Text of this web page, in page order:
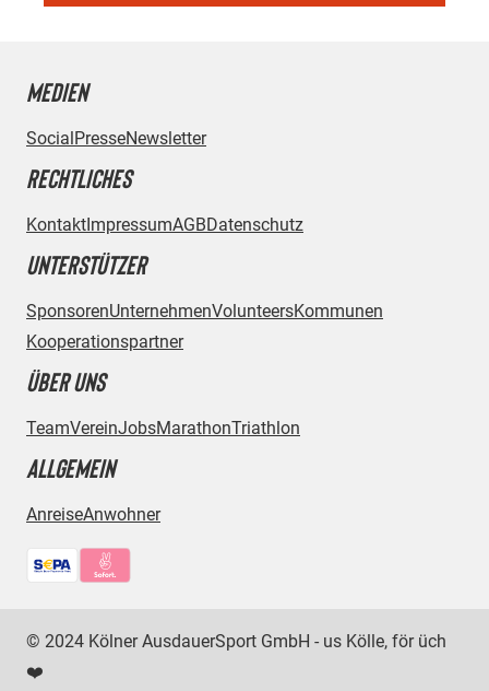
MEDIEN
Social PresseNewsletter
RECHTLICHES
Kontakt ImpressumAGBDatenschutz
UNTERSTÜTZER
SponsorenUnternehmenVolunteersKommunen
Kooperationspartner
ÜBER UNS
TeamVereinJobsMarathonTriathlon
ALLGEMEIN
AnreiseAnwohner
Bezahlmethoden:
© 2024 Kölner AusdauerSport GmbH - us Kölle, för üch
❤️